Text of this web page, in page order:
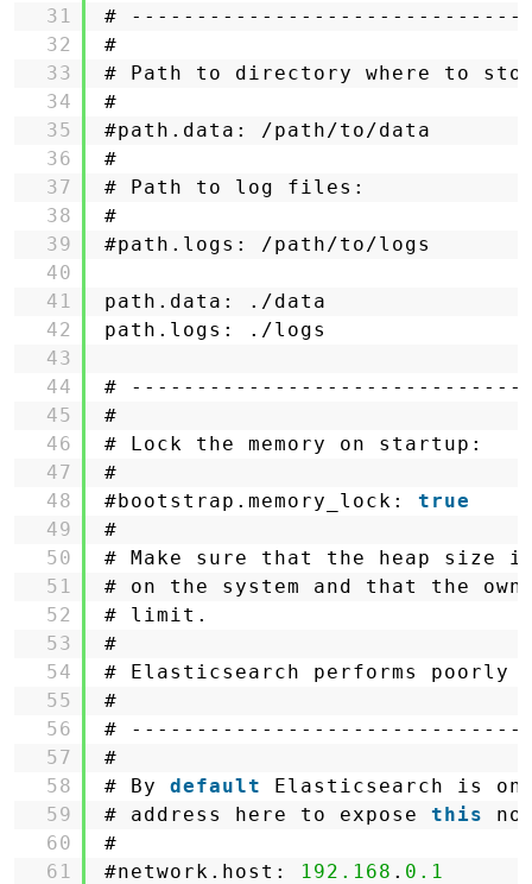
31
32
33
34
35
36
37
38
39
40
41
42
43
44
45
46
47
48
49
50
51
52
53
54
55
56
57
58
59
60
61
#
#
# Path to directory where to
#
#path.data: /path/to/data
#
# Path to log files:
#
#path.logs: /path/to/logs
path.data: ./data
path.logs: ./logs
#
#
# Lock the memory on startup:
#
#bootstrap.memory_lock: true
#
# Make sure that the heap size
# on the system and that the
# limit.
#
# Elasticsearch performs poorly
#
#
#
# By default
Elasticsearch is
# address here to expose this
#
#network.host:
192.168 . 0.1